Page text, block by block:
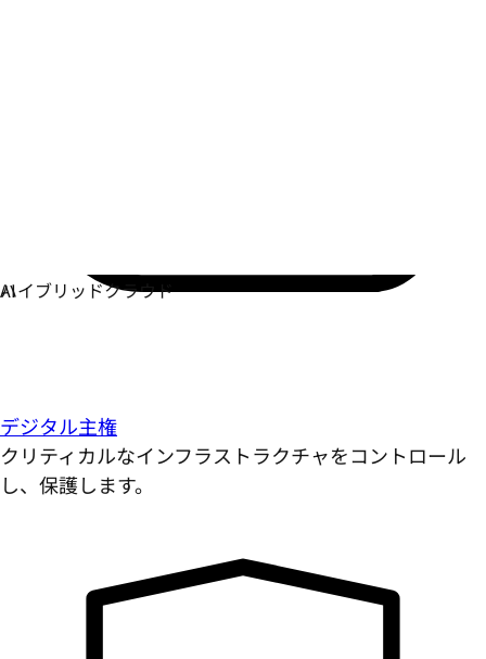
デジタル主権
クリティカルなインフラストラクチャをコントロール
し、保護します。